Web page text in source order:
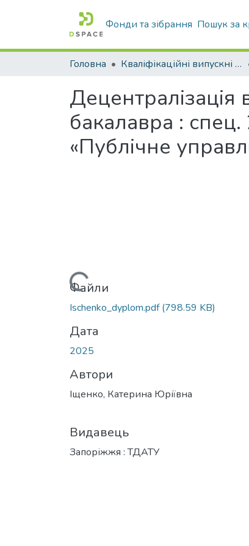
Фонди та зібрання Пошук за
Головна Кваліфікаційні випускні роботи бакалаврів і магістрів
Децентралізація
бакалавра :
«Публічне
Вантажиться...
Файли
Ischenko_dyplom.pdf(798.59 KB)
Дата
2025
Автори
Іщенко, Катерина Юріївна
Видавець
Запоріжжя : ТДАТУ